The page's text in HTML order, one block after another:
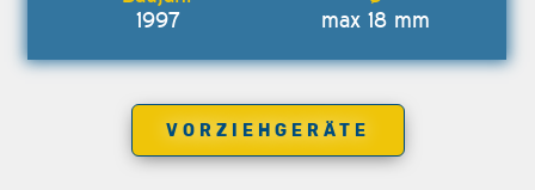
1997 max 18 mm
VORZIEHGERÄTE